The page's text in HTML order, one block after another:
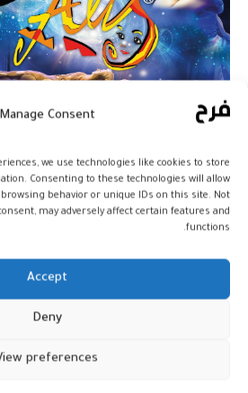
Manage Consent
we use technologies like cookies to store
Consenting to these technologies will allow
behavior or unique IDs on this site. Not
may adversely affect certain features and
functions.
Accept
Deny
preferences
من 12 يناير المقبل بالمغرب